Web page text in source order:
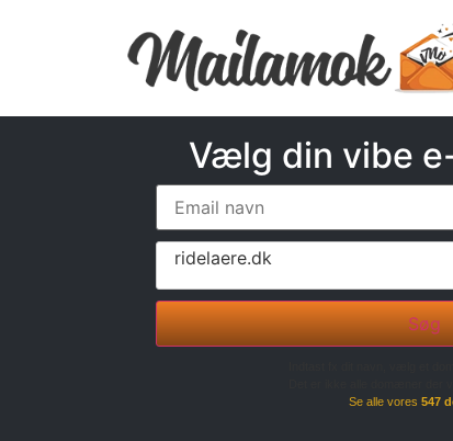
Vælg din vibe
ridelaere.dk
Søg
Se alle vores 547